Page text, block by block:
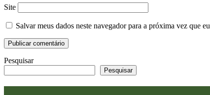
Site
Salvar meus dados neste navegador para a próxima vez que
Pesquisar
Pesquisar